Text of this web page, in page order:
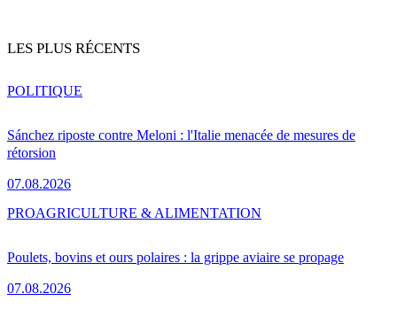
LES PLUS RÉCENTS
Sánchez riposte contre Meloni : l'Italie menacée de mesures de
rétorsion
07.08.2026
POLITIQUE
Poulets, bovins et ours polaires : la grippe aviaire se propage
07.08.2026
PROAGRICULTURE & ALIMENTATION